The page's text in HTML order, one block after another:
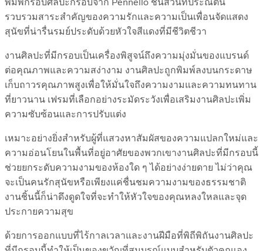
รวบรวมสาระสำคัญของความรักและความเป็นเพื่อนจัดแสดง
สุนัขที่น่ารื่นรมย์ประดับด้วยหัวใจสีแดงที่มีชีวิตชีวา
งานศิลปะที่มีกรอบเป็นเครื่องพิสูจน์ถึงความมุ่งมั่นของแบรนด์
ต่อคุณภาพและความสง่างาม งานศิลปะถูกพิมพ์ลงบนกระดาษ
เก็บถาวรคุณภาพสูงเพื่อให้มั่นใจถึงความงามและความทนทาน
ที่ยาวนาน เฟรมที่เลือกอย่างระมัดระวังเพื่อเสริมงานศิลปะเพิ่ม
ความซับซ้อนและการปรับแต่ง
เหมาะอย่างยิ่งสำหรับผู้ที่แสวงหาสัมผัสของความแปลกใหม่และ
ความอ่อนโยนในพื้นที่อยู่อาศัยของพวกเขางานศิลปะที่มีกรอบนี้
ช่วยยกระดับความงามของห้องใด ๆ ได้อย่างง่ายดาย ไม่ว่าคุณ
จะเป็นคนรักสุนัขหรือเพียงแค่ชื่นชมความงามของธรรมชาติ
งานชิ้นนี้ก็น่าดึงดูดใจที่จะทำให้หัวใจของคุณหลงใหลและจุด
ประกายความสุข
ด้วยการออกแบบที่ไร้กาลเวลาและงานฝีมือที่พิถีพิถันงานศิลปะ